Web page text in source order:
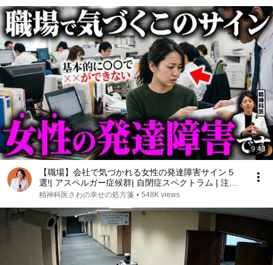
9:43
【職場】会社で気づかれる女性の発達障害サイン５
選!| アスペルガー症候群| 自閉症スペクトラム | 注意
欠如多動症 | ADHD・ASD・LD
精神科医さわの幸せの処方箋 • 548K views